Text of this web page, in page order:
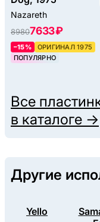
Nazareth
89807633 ₽
–15%
ОРИГИНАЛ 1975
ПОПУЛЯРНО
Все
в каталоге →
Другие
Yello